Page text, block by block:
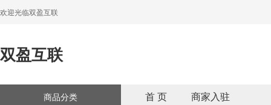
欢迎光临双盈互联
双盈互联
商品分类 首 页 商家入驻